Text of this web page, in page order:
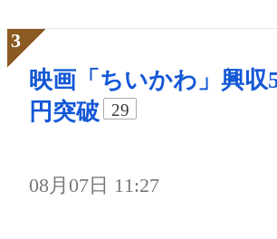
映画「ちいかわ」興収
円突破
29
08月07日 11:27